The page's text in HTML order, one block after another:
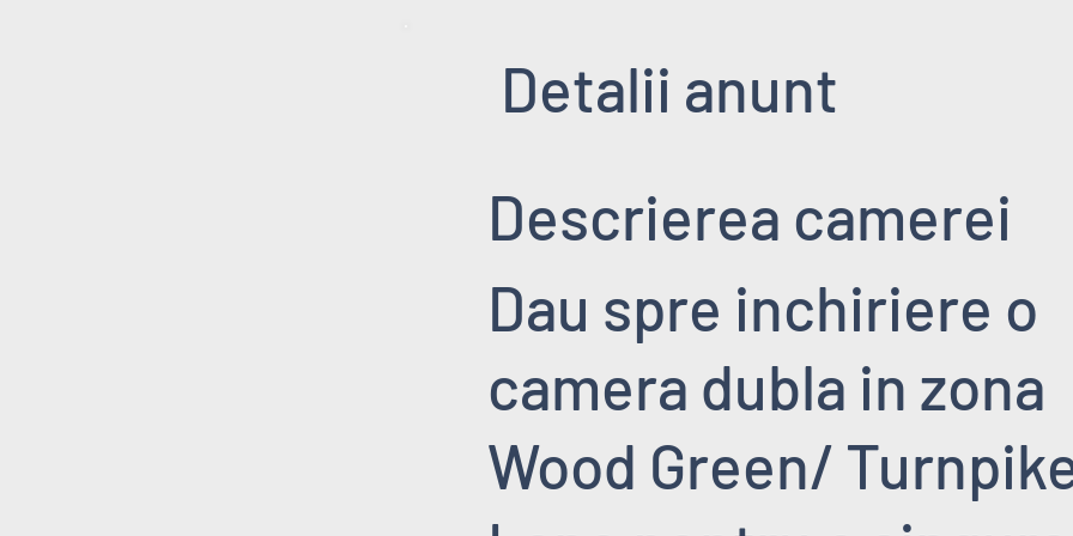
Detalii anunt
Descrierea camerei
Dau spre inchiriere o
camera dubla in zona
Wood Green/